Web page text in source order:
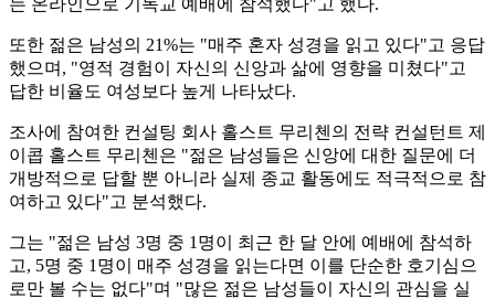
또한 젊은 남성의 21%는 "매주 혼자 성경을 읽고 있다"고 응답
했으며, "영적 경험이 자신의 신앙과 삶에 영향을 미쳤다"고
답한 비율도 여성보다 높게 나타났다.
조사에 참여한 컨설팅 회사 홀스트 무리첸의 전략 컨설턴트 제
이콥 홀스트 무리첸은 "젊은 남성들은 신앙에 대한 질문에 더
개방적으로 답할 뿐 아니라 실제 종교 활동에도 적극적으로 참
여하고 있다"고 분석했다.
그는 "젊은 남성 3명 중 1명이 최근 한 달 안에 예배에 참석하
고, 5명 중 1명이 매주 성경을 읽는다면 이를 단순한 호기심으
로만 볼 수는 없다"며 "많은 젊은 남성들이 자신의 관심을 실